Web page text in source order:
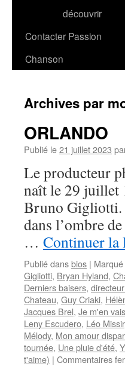
découvrir
Contacter Passion
Chanson
Archives par
ORLANDO
Publié le21 juillet 2023
Le producteur
naît le 29 juillet
Bruno Gigliotti.
dans l’ombre
… Continuer la
Publié dansbios |
Gigliotti, Bryan Hyland,
Derniers baisers,
Chateau, Guy Criaki,
Jacques Brel, Je m'en vais
Leny Escudero, Léo Missir
Mélody, Mon amour
tournée, Une pluie d'été,
t'aime) | Commentaires